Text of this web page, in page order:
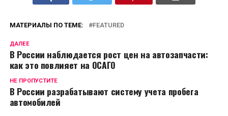
МАТЕРИАЛЫ ПО ТЕМЕ: FEATURED
ДАЛЕЕ
В России наблюдается рост цен на автозапчасти:
как это повлияет на ОСАГО
НЕ ПРОПУСТИТЕ
В России разрабатывают систему учета пробега
автомобилей